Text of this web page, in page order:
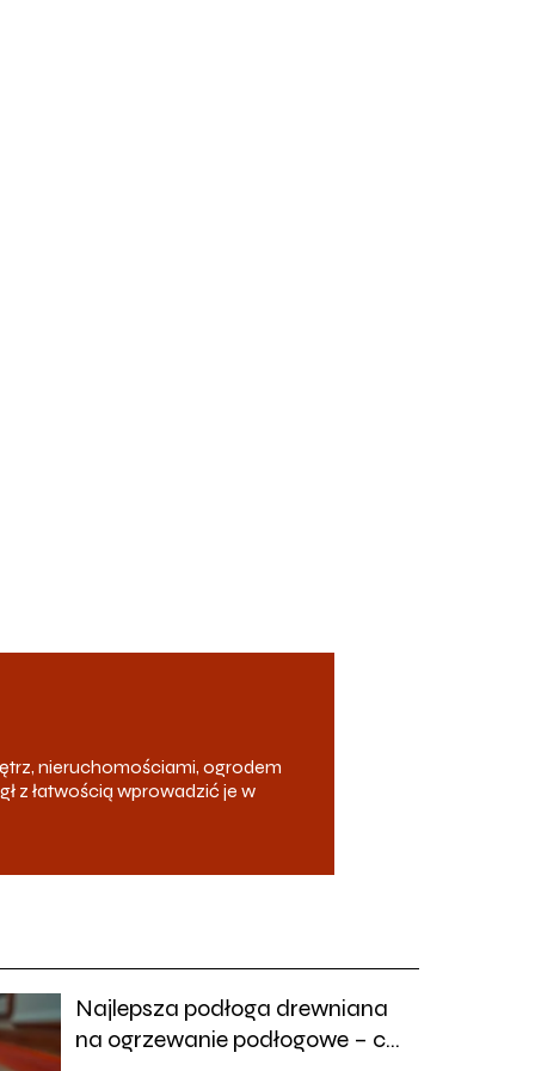
nieruchomościami, ogrodem
z łatwością wprowadzić je w
Najlepsza podłoga drewniana
na ogrzewanie podłogowe – co